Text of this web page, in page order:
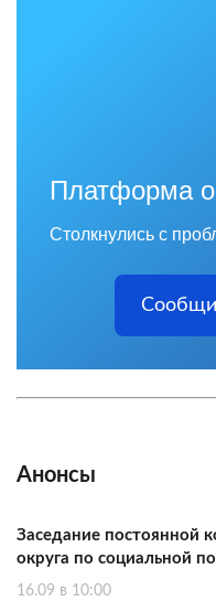
Платформа
Столкнулись с
Анонсы
Заседание постоянной
округа по социальной
16.09 в 10:00